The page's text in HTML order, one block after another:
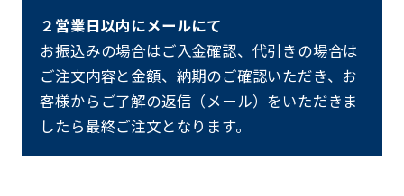
２営業日以内にメールにて
お振込みの場合はご入金確認、代引きの場合は
ご注文内容と金額、納期のご確認いただき、お
客様からご了解の返信（メール）をいただきま
したら最終ご注文となります。